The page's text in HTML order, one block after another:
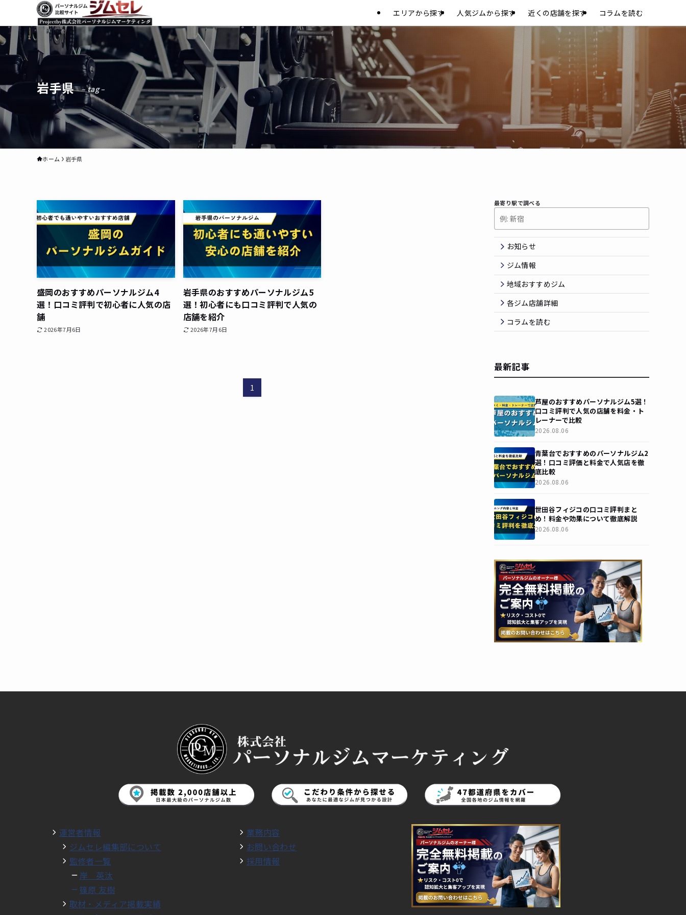
エリアから探す 人気ジムから探す 近くの店舗を探す コラムを読む
岩手県 – tag –
ホーム 岩手県
盛岡のおすすめパーソナルジム4
選！口コミ評判で初心者に人気の店
舗
2026年7月6日
岩手県のおすすめパーソナルジム5
選！初心者にも口コミ評判で人気の
店舗を紹介
2026年7月6日
1
最寄り駅で調べる
お知らせ
ジム情報
地域おすすめジム
各ジム店舗詳細
コラムを読む
最新記事
芦屋のおすすめパーソナルジム5選！
口コミ評判で人気の店舗を料金・ト
レーナーで比較
2026.08.06
青葉台でおすすめのパーソナルジム2
選！口コミ評価と料金で人気店を徹
底比較
2026.08.06
世田谷フィジコの口コミ評判まと
め！料金や効果について徹底解説
2026.08.06
運営者情報
ジムセレ編集部について
監修者一覧
岸 英汰
篠原 友樹
取材・メディア掲載実績
業務内容
お問い合わせ
採用情報